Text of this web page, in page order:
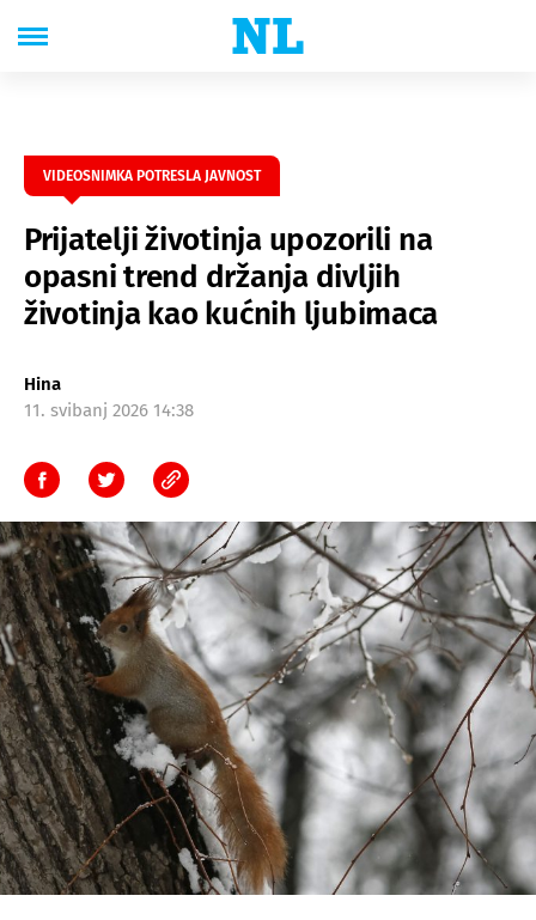
VIDEOSNIMKA POTRESLA JAVNOST
Prijatelji životinja upozorili na
opasni trend držanja divljih
životinja kao kućnih ljubimaca
Hina
11. svibanj 2026 14:38